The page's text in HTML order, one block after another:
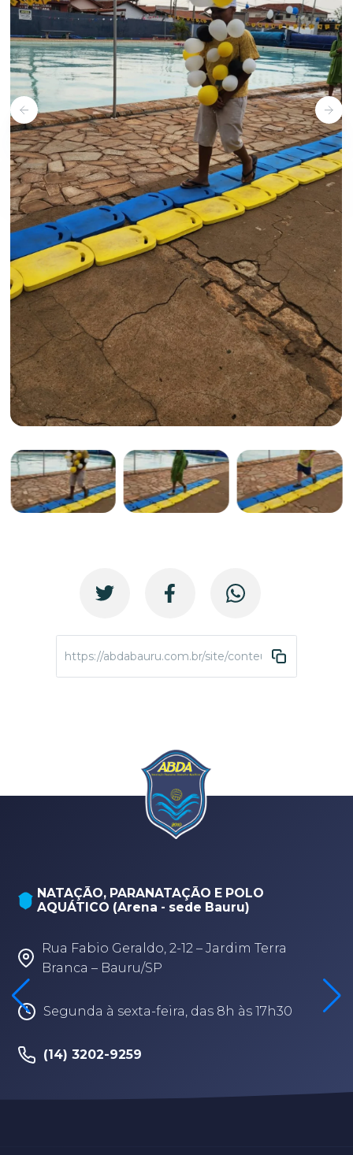
https://abdabauru.com.br/site/conteudo/4224-
POLO
Terra
às 17h30
ABDA Pederneiras
Rua Duque de Caxias, 490,
Centro de Lazer “Camel Al-
Segunda à sexta-feira, das 8h